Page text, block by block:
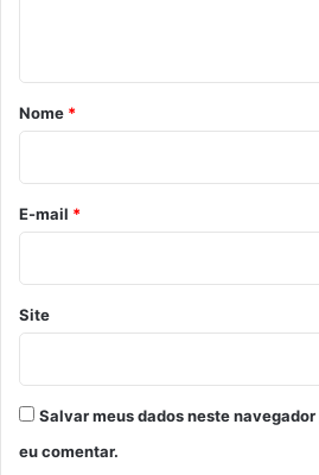
r
o
*
Nome *
E-mail *
Site
Salvar meus dados neste
eu comentar.